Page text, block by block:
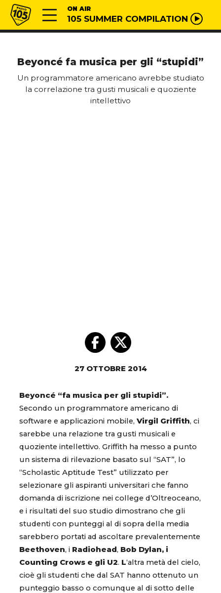
Vai al contenuto
Radio 105 ON AIR
105 SUMMER COMPILATION
Beyoncé fa musica per gli “stupidi”
Un programmatore americano avrebbe studiato
la correlazione tra gusti musicali e quoziente
intellettivo
27 OTTOBRE 2014
Beyoncé “fa musica per gli stupidi”.
Secondo un programmatore americano di
software e applicazioni mobile, Virgil Griffith, ci
sarebbe una relazione tra gusti musicali e
quoziente intellettivo. Griffith ha messo a punto
un sistema di rilevazione basato sul “SAT”, lo
“Scholastic Aptitude Test” utilizzato per
selezionare gli aspiranti universitari che fanno
domanda di iscrizione nei college d’Oltreoceano,
e i risultati del suo studio dimostrano che gli
studenti con punteggi al di sopra della media
sarebbero portati ad ascoltare prevalentemente
Beethoven, i Radiohead, Bob Dylan, i
Counting Crows e gli U2. L‘altra metà del cielo,
cioè gli studenti che dal SAT hanno ottenuto un
punteggio basso o comunque al di sotto delle